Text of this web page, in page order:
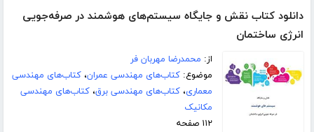
دانلود کتاب نقش و جایگاه سیستم‌های هوشمند در صرفه‌جویی
انرژی ساختمان
از: محمدرضا مهربان فر
موضوع:کتاب‌های مهندسی عمران،کتاب‌های مهندسی
معماری،کتاب‌های مهندسی برق،کتاب‌های مهندسی
مکانیک
۱۱۲ صفحه